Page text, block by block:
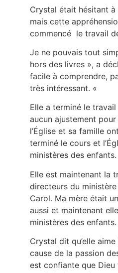
Crystal était hésitant à
mais cette
commencé le travail
Je ne pouvais tout
hors des livres », a
facile à comprendre,
très intéressant. «
Elle a terminé le
aucun ajustement
l’Église et sa famille
terminé le cours et
ministères des enfants.
Elle est maintenant la
directeurs du
Carol. Ma mère était
aussi et maintenant
ministères des enfants.
Crystal dit qu’elle
cause de la passion
est confiante que